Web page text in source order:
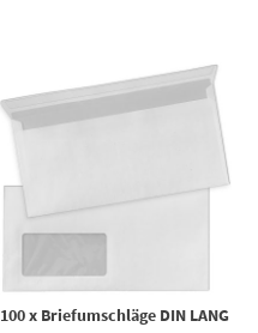
100 x Briefumschläge DIN LANG